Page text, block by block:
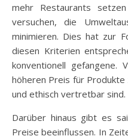
mehr Restaurants
versuchen, die
minimieren. Dies hat zur
diesen Kriterien
konventionell gefangene.
höheren Preis für Produkte
und ethisch vertretbar sind.
Darüber hinaus gibt es
Preise beeinflussen. In